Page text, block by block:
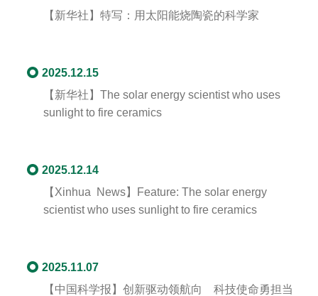
【新华社】 特写：用太阳能烧陶瓷的科学家
2025.12.15
【新华社】The solar energy scientist who uses
sunlight to fire ceramics
2025.12.14
【Xinhua News】Feature: The solar energy
scientist who uses sunlight to fire ceramics
2025.11.07
【中国科学报】创新驱动领航向 科技使命勇担当